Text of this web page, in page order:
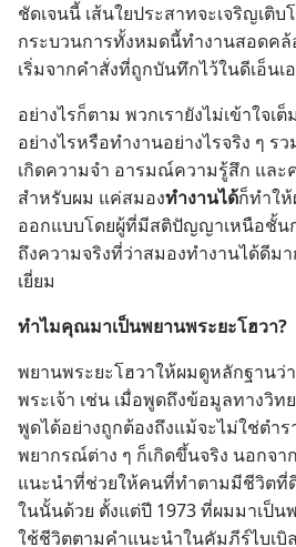
ชัดเจน​นี้ เส้นใย​ประสาท​จะ​เจริญ​เติ
กระบวนการ​ทั้ง​หมด​นี้​ทำ​งาน​สอดคล้
เริ่ม​จาก​คำ​สั่ง​ที่​ถูก​บันทึก​ไว้​ใน​ดีเอ็นเ
อย่าง​ไร​ก็​ตาม พวก​เรา​ยัง​ไม่​เข้าใจ​
อย่าง​ไร​หรือ​ทำ​งาน​อย่าง​ไร​จริง ๆ ร
เกิด​ความ​จำ อารมณ์​ความ​รู้สึก และ​
สำหรับ​ผม แค่​สมอง​ทำ​งาน​ได้​ก็​ทำ​ใ
ออก​แบบ​โดย​ผู้​ที่​มี​สติ​ปัญญา​เหนือ​ชั้น​
ถึง​ความ​จริง​ที่​ว่า​สมอง​ทำ​งาน​ได้​ดี​
เยี่ยม
ทำไม​คุณ​มา​เป็น​พยาน​พระ​ยะโฮวา?
พยาน​พระ​ยะโฮวา​ให้​ผม​ดู​หลักฐาน​ว่
พระเจ้า เช่น เมื่อ​พูด​ถึง​ข้อมูล​ทาง​วิท
พูด​ได้​อย่าง​ถูก​ต้อง​ถึง​แม้​จะ​ไม่​ใช่​ตำ
พยากรณ์​ต่าง ๆ ก็​เกิด​ขึ้น​จริง นอก​จ
แนะ​นำ​ที่​ช่วย​ให้​คน​ที่​ทำ​ตาม​มี​ชีวิต​ที่​
ใน​นั้น​ด้วย ตั้ง​แต่​ปี 1973 ที่​ผม​มา​เป็น​
ใช้​ชีวิต​ตาม​คำ​แนะ​นำ​ใน​คัมภีร์​ไบเบิ